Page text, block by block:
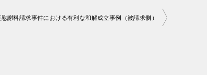
謝料請求事件における有利な和解成立事例（被請求側）